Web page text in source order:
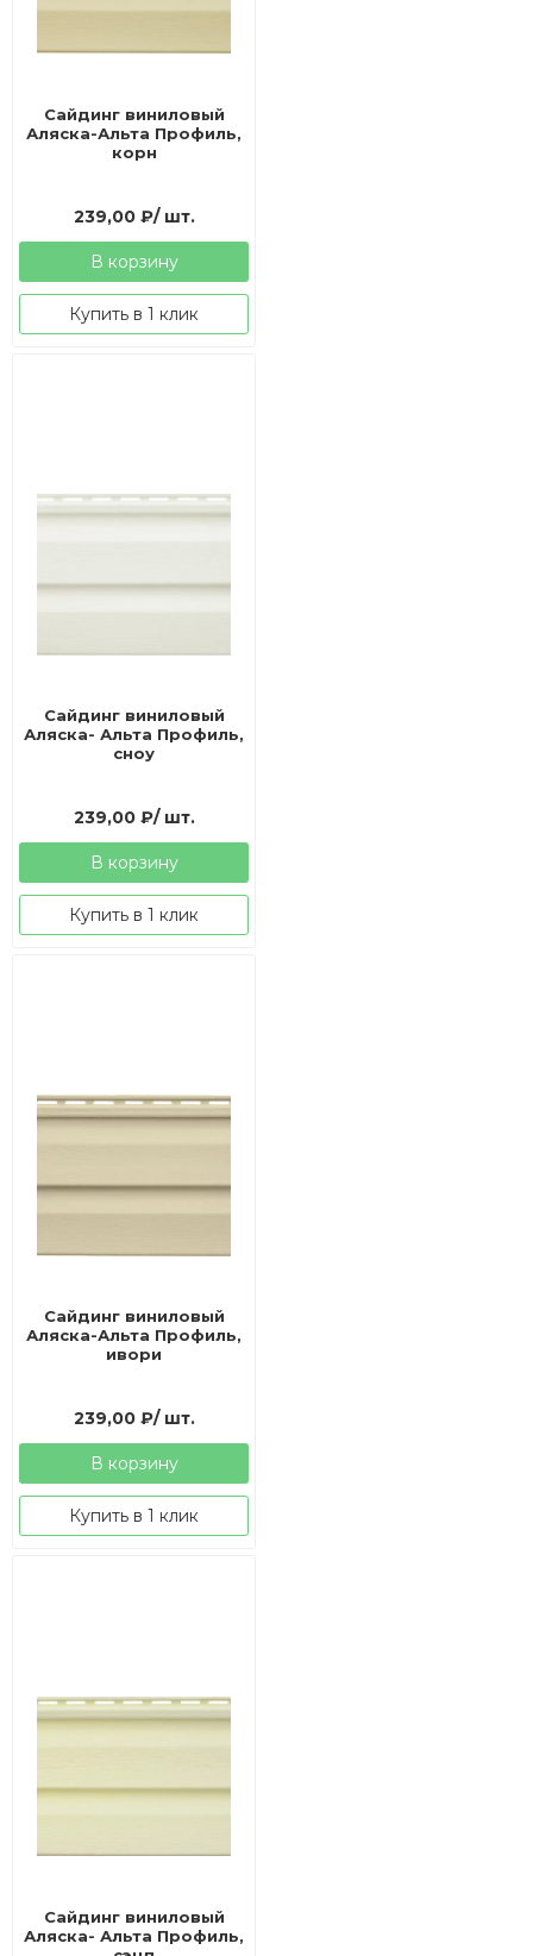
Сайдинг виниловый
Аляска-Альта Профиль,
корн
239,00 ₽/ шт.
В корзину
Купить в 1 клик
Сайдинг виниловый
Аляска- Альта Профиль,
сноу
239,00 ₽/ шт.
В корзину
Купить в 1 клик
Сайдинг виниловый
Аляска-Альта Профиль,
ивори
239,00 ₽/ шт.
В корзину
Купить в 1 клик
Сайдинг виниловый
Аляска- Альта Профиль,